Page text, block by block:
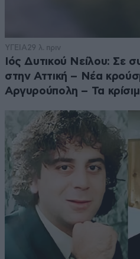
ΥΓΕΙΑ 29 λ. πριν
Ιός Δυτικού Νείλου: Σε
στην Αττική – Νέα
Αργυρούπολη – Τα